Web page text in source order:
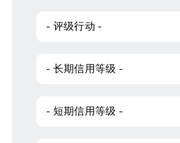
- 评级行动 -
- 长期信用等级 -
- 短期信用等级 -